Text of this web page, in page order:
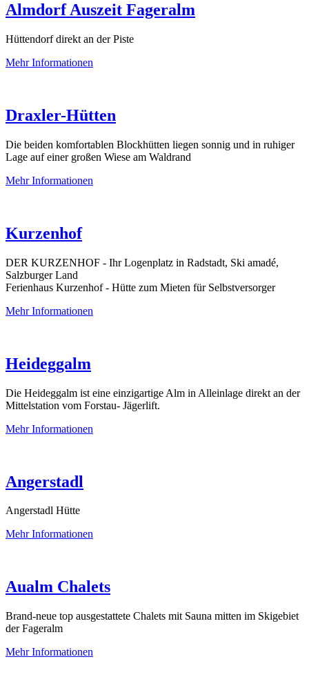
Almdorf Auszeit Fageralm
Hüttendorf direkt an der Piste
Mehr Informationen
Draxler-Hütten
Die beiden komfortablen Blockhütten liegen sonnig und in ruhiger
Lage auf einer großen Wiese am Waldrand
Mehr Informationen
Kurzenhof
DER KURZENHOF - Ihr Logenplatz in Radstadt, Ski amadé,
Salzburger Land
Ferienhaus Kurzenhof - Hütte zum Mieten für Selbstversorger
Mehr Informationen
Heideggalm
Die Heideggalm ist eine einzigartige Alm in Alleinlage direkt an der
Mittelstation vom Forstau- Jägerlift.
Mehr Informationen
Angerstadl
Angerstadl Hütte
Mehr Informationen
Aualm Chalets
Brand-neue top ausgestattete Chalets mit Sauna mitten im Skigebiet
der Fageralm
Mehr Informationen